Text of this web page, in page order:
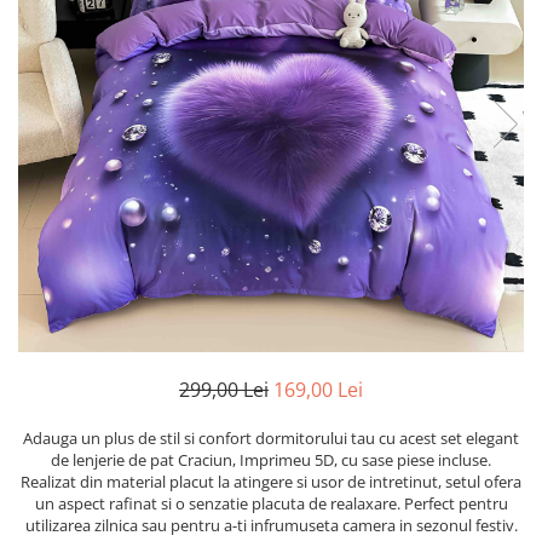
Cearceaf cu elastic
Cearceaf normal
Lenjerii De Pat Creponate
Lenjerii De Pat Bumbac Poplin 2
Persoane
Lenjerii De Pat Bumbac Poplin,
Matlasate, 2 Persoane
Lenjerii De Pat Bumbac Satinat 2
Persoane
Lenjerii De Pat Volanase
Lenjerii De Pat, Finet Premium 3D,
2 Persoane
Lenjerii De Pat Jacquard
Lenjerii De Pat Catifea
Lenjerii De Pat Cocolino
Set Lenjerie De Pat Blana
Artificiala De Iepure, 6 Piese, 2
299,00 Lei 169,00 Lei
Adauga un plus de stil si confort dormitorului tau cu acest set elegant
de lenjerie de pat Craciun, Imprimeu 5D, cu sase piese incluse.
Realizat din material placut la atingere si usor de intretinut, setul ofera
un aspect rafinat si o senzatie placuta de realaxare. Perfect pentru
utilizarea zilnica sau pentru a-ti infrumuseta camera in sezonul festiv.